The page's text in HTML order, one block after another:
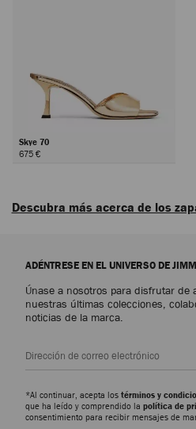
Skye 70
675 €
Descubra más acerca de los
versatilidad y el arte de Jimmy Choo,
hasta los modelos más llamativos,
ocasión.
repujado que imita la piel de
elegancia y versatilidad a
ADÉNTRESE EN EL UNIVERSO DE
Únase a nosotros para disfrutar de
nuestras últimas colecciones,
noticias de la marca.
*Al continuar, acepta los términos y
que ha leído y comprendido la política de
consentimiento para recibir mensajes de